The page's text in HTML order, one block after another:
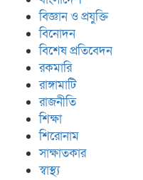
বিজ্ঞান ও প্রযুক্তি
বিনোদন
বিশেষ প্রতিবেদন
রকমারি
রাঙ্গামাটি
রাজনীতি
শিক্ষা
শিরোনাম
সাক্ষাতকার
স্বাস্থ্য